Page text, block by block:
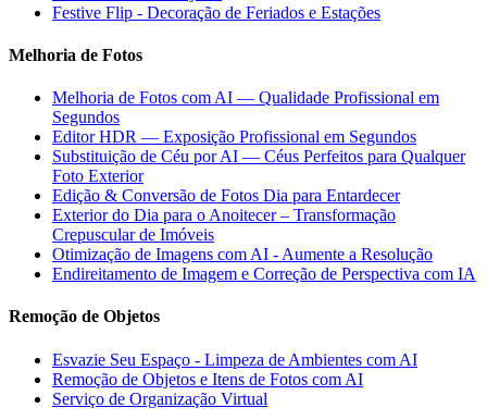
Festive Flip - Decoração de Feriados e Estações
Melhoria de Fotos
Melhoria de Fotos com AI — Qualidade Profissional em
Segundos
Editor HDR — Exposição Profissional em Segundos
Substituição de Céu por AI — Céus Perfeitos para Qualquer
Foto Exterior
Edição & Conversão de Fotos Dia para Entardecer
Exterior do Dia para o Anoitecer – Transformação
Crepuscular de Imóveis
Otimização de Imagens com AI - Aumente a Resolução
Endireitamento de Imagem e Correção de Perspectiva com IA
Remoção de Objetos
Esvazie Seu Espaço - Limpeza de Ambientes com AI
Remoção de Objetos e Itens de Fotos com AI
Serviço de Organização Virtual